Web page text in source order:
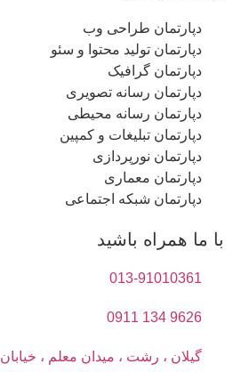
دپارتمان طراحی وب
دپارتمان تولید محتوا و سئو
دپارتمان گرافیک
دپارتمان رسانه تصویری
دپارتمان رسانه محیطی
دپارتمان تبلیغات و کمپین
دپارتمان نورپردازی
دپارتمان معماری
دپارتمان شبکه اجتماعی
با ما همراه باشید
013-91010361
9626 134 0911
گیلان ، رشت ، میدان معلم ، خیابان 8 دی ، ساختمان رادین